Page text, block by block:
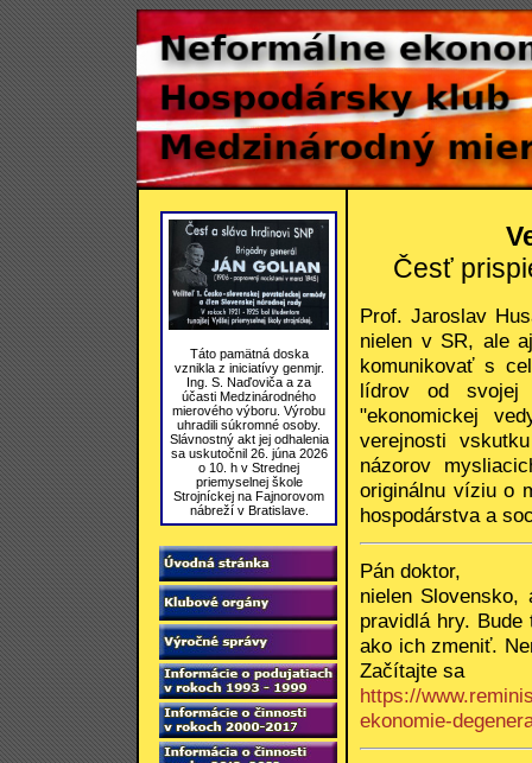
Táto pamätná doska
vznikla z iniciatívy genmjr.
Ing. S. Naďoviča a za
účasti Medzinárodného
mierového výboru. Výrobu
uhradili súkromné osoby.
Slávnostný akt jej odhalenia
sa uskutočnil 26. júna 2026
o 10. h v Strednej
priemyselnej škole
Strojníckej na Fajnorovom
nábreží v Bratislave.
Česť
Prof. Jaroslav
nielen v SR, ale
komunikovať s
lídrov od svojej
"ekonomickej
verejnosti
názorov
originálnu víziu o
hospodárstva a
Pán doktor,
nielen
pravidlá hry.
ako ich zmeniť.
Začítajte sa
https://
ekonomie-